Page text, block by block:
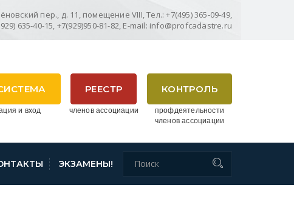
пер., д. 11, помещение VIII, Тел.: +7(495) 365-09-49,
635-40-15, +7(929)950-81-82, E-mail: info@profcadastre.ru
КОНТРОЛЬ
профдеятельности
членов ассоциации
РЕЕСТР
членов ассоциации
и вход
ЭКЗАМЕНЫ!